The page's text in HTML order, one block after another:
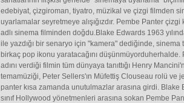
edebiyat, çizgiroman, tiyatro, müzikal ve çizgi filmden
uyarlamalar seyretmeye alışığızdır. Pembe Panter çizgi
adlı sinema filminden doğdu.Blake Edwards 1963
ile yazdığı bir senaryo için "kamera" dediğinde, sinema
birkaç pop ikonu yaratacağını düşünmüyorduherhalde.
adını verdiği filmin tüm dünyaya tanıttığı Henry
temamüziği, Peter Sellers'ın Müfettiş Clouseau rolü ve
panter kısa zamanda unutulmazlar arasına girdi. Blake
sınıf Hollywood yönetmenleri arasına sokan Pembe